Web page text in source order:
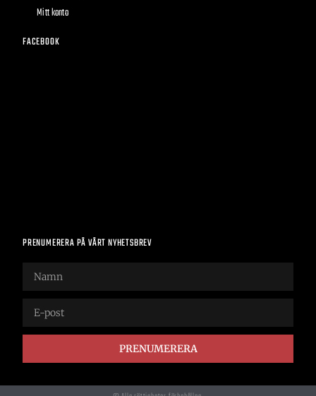
Mitt konto
FACEBOOK
PRENUMERERA PÅ VÅRT NYHETSBREV
PRENUMERERA